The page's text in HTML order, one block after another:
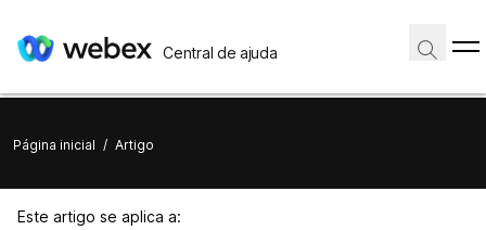
Central de ajuda
Página inicial / Artigo
Este artigo se aplica a: